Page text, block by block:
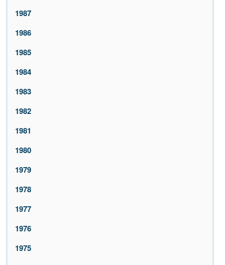
1987
1986
1985
1984
1983
1982
1981
1980
1979
1978
1977
1976
1975